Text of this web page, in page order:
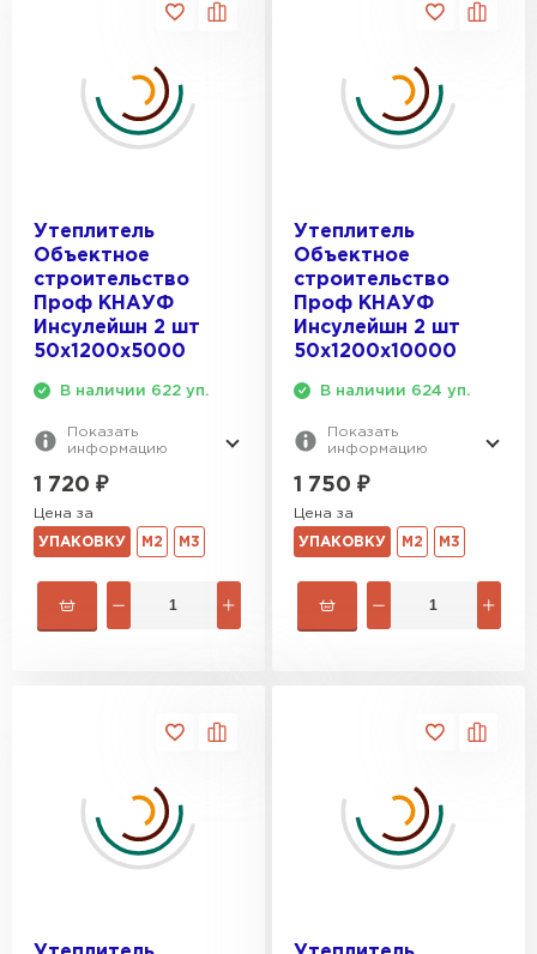
Утеплитель
Объектное
строительство
Проф КНАУФ
Инсулейшн 2 шт
50х1200х5000
В наличии 622 уп.
Показать
информацию
1 720 ₽
Цена за
УПАКОВКУ М2 М3
Утеплитель
Объектное
строительство
Проф КНАУФ
Инсулейшн 2 шт
50х1200х10000
В наличии 624 уп.
Показать
информацию
1 750 ₽
Цена за
УПАКОВКУ М2 М3